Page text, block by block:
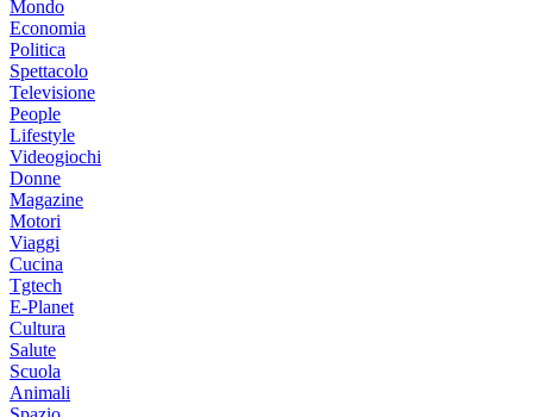
Mondo
Economia
Politica
Spettacolo
Televisione
People
Lifestyle
Videogiochi
Donne
Magazine
Motori
Viaggi
Cucina
Tgtech
E-Planet
Cultura
Salute
Scuola
Animali